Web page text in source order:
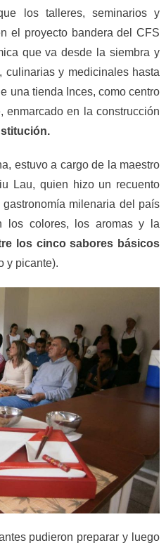
los talleres, seminarios y
el proyecto bandera del CFS
que va desde la siembra y
culinarias y medicinales hasta
una tienda Inces, como centro
enmarcado en la construcción
estuvo a cargo de la maestro
Lau, quien hizo un recuento
milenaria del país
los colores, los aromas y la
los cinco sabores básicos
y picante).
pudieron preparar y luego